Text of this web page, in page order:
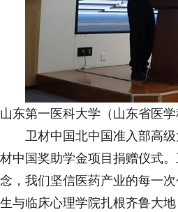
山东第一医科大学（山东省医
卫材中国北中国准入部高
材中国奖助学金项目捐赠仪式
念，我们坚信医药产业的每一
生与临床心理学院扎根齐鲁大